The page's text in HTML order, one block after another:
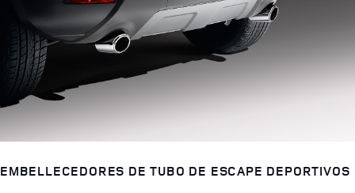
EMBELLECEDORES DE TUBO DE ESCAPE DEPORTIVOS